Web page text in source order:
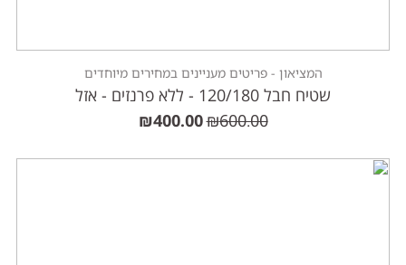
המציאון - פריטים מעניינים במחירים מיוחדים
שטיח חבל 120/180 - ללא פרנזים - אזל
₪600.00
₪400.00